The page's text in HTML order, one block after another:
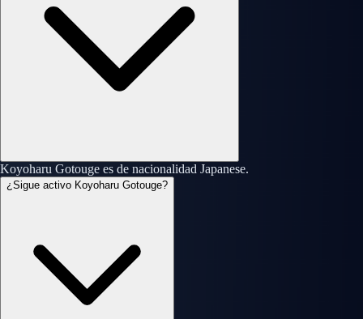
Koyoharu Gotouge es de nacionalidad Japanese.
¿Sigue activo Koyoharu Gotouge?